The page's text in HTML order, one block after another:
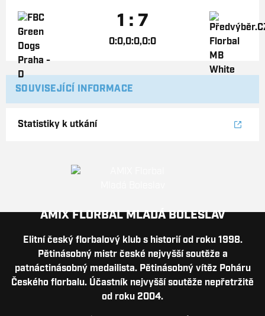
1 : 7
0:0,0:0,0:0
SOUVISEJÍCÍ INFORMACE
Statistiky k utkání
AMIX FLORBAL MLADÁ BOLESLAV
Elitní český florbalový klub s historií od roku 1998.
Pětinásobný mistr české nejvyšší soutěže a
patnáctinásobný medailista. Pětinásobný vítěz Poháru
Českého florbalu. Účastník nejvyšší soutěže nepřetržitě
od roku 2004.